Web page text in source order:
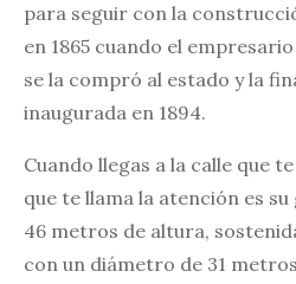
para seguir con la
en 1865 cuando el
se la compró al estado y la
inaugurada en 1894.
Cuando llegas a la calle que
que te llama la atención es
46 metros de altura,
con un diámetro de 31